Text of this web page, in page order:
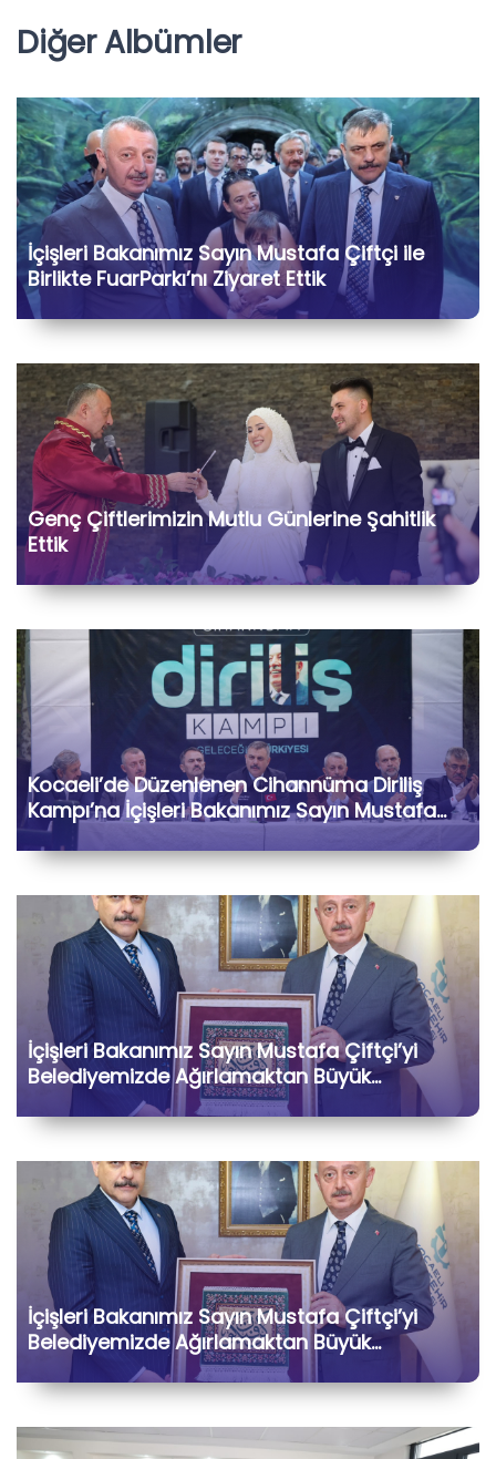
Diğer Albümler
İçişleri Bakanımız Sayın Mustafa Çiftçi ile
Birlikte FuarParkı’nı Ziyaret Ettik
Genç Çiftlerimizin Mutlu Günlerine Şahitlik
Ettik
Kocaeli’de Düzenlenen Cihannüma Diriliş
Kampı’na İçişleri Bakanımız Sayın Mustafa
Çiftçi ile Birlikte Katılarak Kıymetli Gönül
Dostlarımızla Hasbihâl Ettik
İçişleri Bakanımız Sayın Mustafa Çiftçi’yi
Belediyemizde Ağırlamaktan Büyük
Memnuniyet Duyduk
İçişleri Bakanımız Sayın Mustafa Çiftçi’yi
Belediyemizde Ağırlamaktan Büyük
Memnuniyet Duyduk